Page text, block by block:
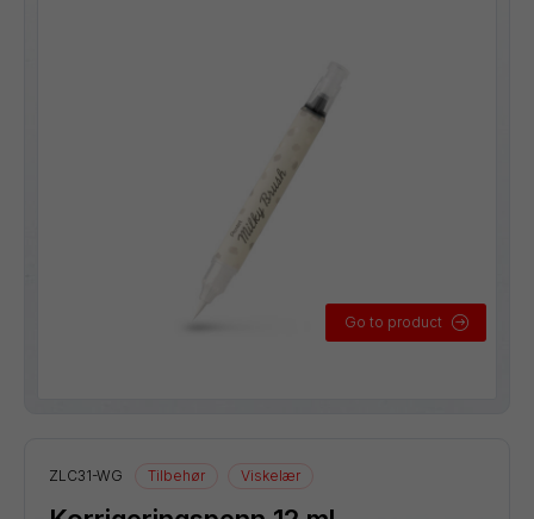
Go to product
ZLC31-WG Tilbehør Viskelær